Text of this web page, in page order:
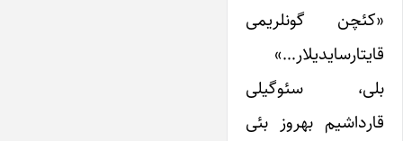
«کئچن گونلریمی
قایتارسایدیلار…»
بلی، سئوگیلی
قارداشیم بهروز بئی